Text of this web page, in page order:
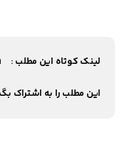
لینک کوتاه این مطلب :
این مطلب را به اشتراک